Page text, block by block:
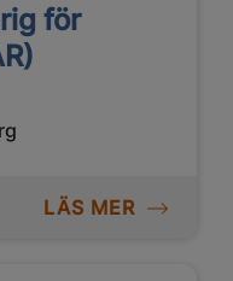
för
LÄS MER